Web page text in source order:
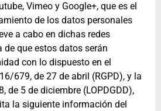
Vimeo y Google+, que es el
de los datos personales
a cabo en dichas redes
que estos datos serán
con lo dispuesto en el
679, de 27 de abril (RGPD), y la
de 5 de diciembre (LOPDGDD),
la siguiente información del